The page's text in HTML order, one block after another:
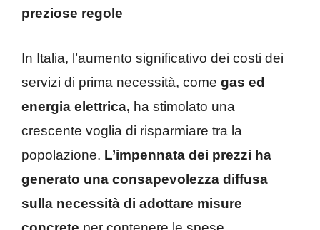
preziose regole
In Italia, l’aumento significativo dei costi dei
servizi di prima necessità, come gas ed
energia elettrica, ha stimolato una
crescente voglia di risparmiare tra la
popolazione. L’impennata dei prezzi ha
generato una consapevolezza diffusa
sulla necessità di adottare misure